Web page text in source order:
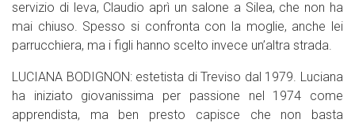
servizio di leva, Claudio aprì un salone a Silea, che non ha
mai chiuso. Spesso si confronta con la moglie, anche lei
parrucchiera, ma i figli hanno scelto invece un’altra strada.
LUCIANA BODIGNON: estetista di Treviso dal 1979. Luciana
ha iniziato giovanissima per passione nel 1974 come
apprendista, ma ben presto capisce che non basta